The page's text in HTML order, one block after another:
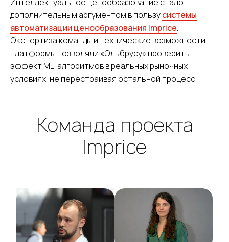
дополнительным аргументом в пользусистемы
автоматизации ценообразования Imprice.
Экспертиза команды и технические возможности
платформы позволяли «Эльбрусу» проверить
эффект ML-алгоритмов в реальных рыночных
условиях, не перестраивая остальной процесс.
Команда проекта
Imprice